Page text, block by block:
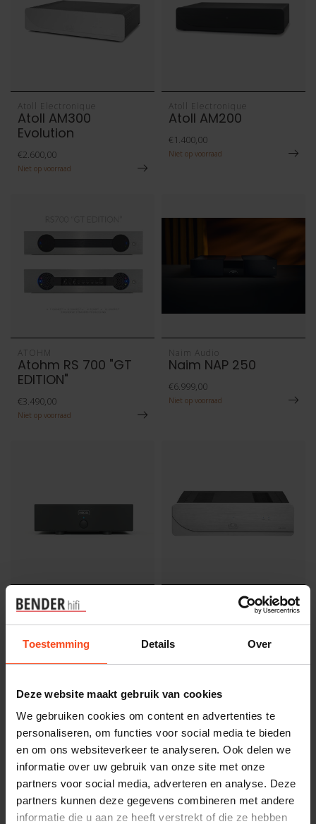
Toestemming Details Over
Deze website maakt gebruik van cookies
We gebruiken cookies om content en advertenties te
personaliseren, om functies voor social media te bieden
en om ons websiteverkeer te analyseren. Ook delen we
informatie over uw gebruik van onze site met onze
partners voor social media, adverteren en analyse. Deze
partners kunnen deze gegevens combineren met andere
informatie die u aan ze heeft verstrekt of die ze hebben
Atoll Electronique
Atoll AM300
Evolution
€2.600,00
Niet op voorraad
Atoll Electronique
Atoll AM200
€1.400,00
Niet op voorraad
ATOHM
Atohm RS 700 "GT
EDITION"
€3.490,00
Niet op voorraad
Naim Audio
Naim NAP 250
€6.999,00
Niet op voorraad
Hegel
Hegel H20
Niet op voorraad
Atoll Electronique
Atoll AM400
Niet op voorraad